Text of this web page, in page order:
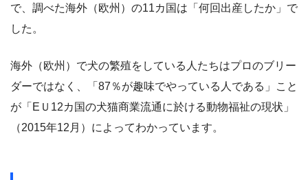
で、調べた海外（欧州）の11カ国は「何回出産したか」で
した。
海外（欧州）で犬の繁殖をしている人たちはプロのブリー
ダーではなく、「87％が趣味でやっている人である」こと
が「EＵ12カ国の犬猫商業流通に於ける動物福祉の現状」
（2015年12月）によってわかっています。